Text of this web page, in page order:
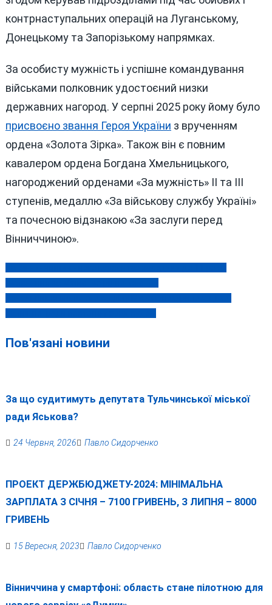
контрнаступальних операцій на Луганському,
Донецькому та Запорізькому напрямках.
За особисту мужність і успішне командування
військами полковник удостоєний низки
державних нагород. У серпні 2025 року йому було
присвоєно звання Героя України з врученням
ордена «Золота Зірка». Також він є повним
кавалером ордена Богдана Хмельницького,
нагороджений орденами «За мужність» ІІ та ІІІ
ступенів, медаллю «За військову службу Україні»
та почесною відзнакою «За заслуги перед
Вінниччиною».
Навігація
записів
Пов'язані новини
За що судитимуть депутата Тульчинської міської
ради Яськова?
24 Червня, 2026 Павло Сидорченко
ПРОЕКТ ДЕРЖБЮДЖЕТУ-2024: МІНІМАЛЬНА
ЗАРПЛАТА З СІЧНЯ – 7100 ГРИВЕНЬ, З ЛИПНЯ – 8000
ГРИВЕНЬ
15 Вересня, 2023 Павло Сидорченко
Вінниччина у смартфоні: область стане пілотною для